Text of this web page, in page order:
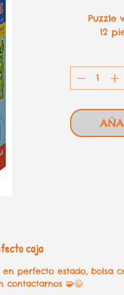
Puzzle
12
caja
perfecto estado, bolsa
contactarnos 🧩😉